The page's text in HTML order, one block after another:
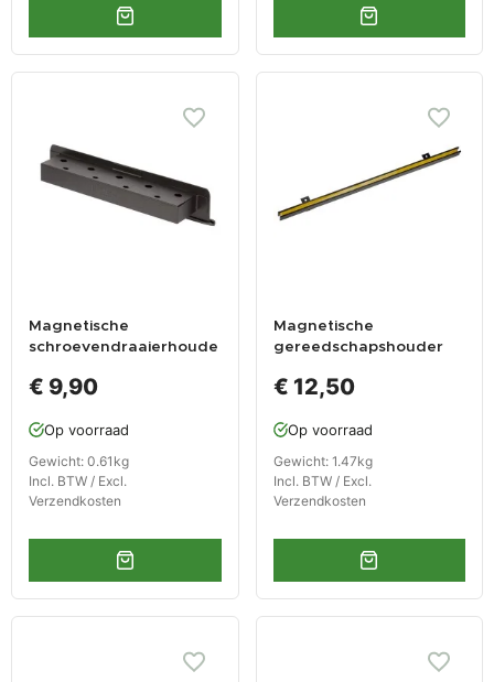
Magnetische
schroevendraaierhoude
€ 9,90
Op voorraad
Gewicht: 0.61kg
Incl. BTW / Excl.
Verzendkosten
Magnetische
gereedschapshouder
€ 12,50
Op voorraad
Gewicht: 1.47kg
Incl. BTW / Excl.
Verzendkosten